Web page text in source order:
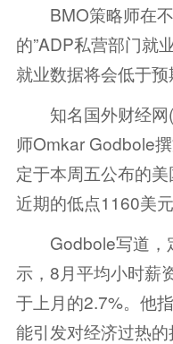
BMO策略师在不
的”ADP私营部门就
就业数据将会低于预
知名国外财经网(
师Omkar Godbole
定于本周五公布的
近期的低点1160美
Godbole写道，
示，8月平均小时薪
于上月的2.7%。他
能引发对经济过热